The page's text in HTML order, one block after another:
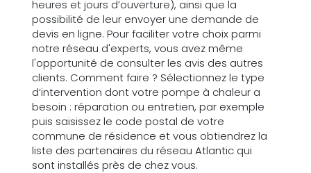
heures et jours d’ouverture), ainsi que la
possibilité de leur envoyer une demande de
devis en ligne. Pour faciliter votre choix parmi
notre réseau d'experts, vous avez même
l'opportunité de consulter les avis des autres
clients. Comment faire ? Sélectionnez le type
d’intervention dont votre pompe à chaleur a
besoin : réparation ou entretien, par exemple
puis saisissez le code postal de votre
commune de résidence et vous obtiendrez la
liste des partenaires du réseau Atlantic qui
sont installés près de chez vous.